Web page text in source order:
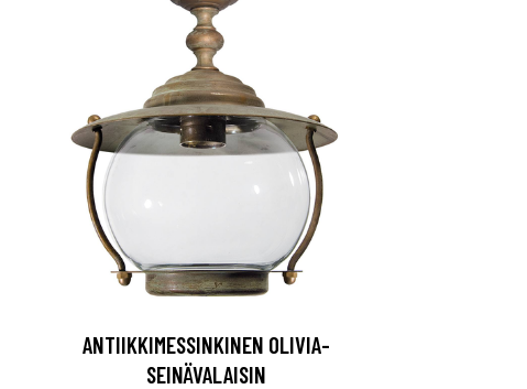
ANTIIKKIMESSINKINEN OLIVIA-
SEINÄVALAISIN